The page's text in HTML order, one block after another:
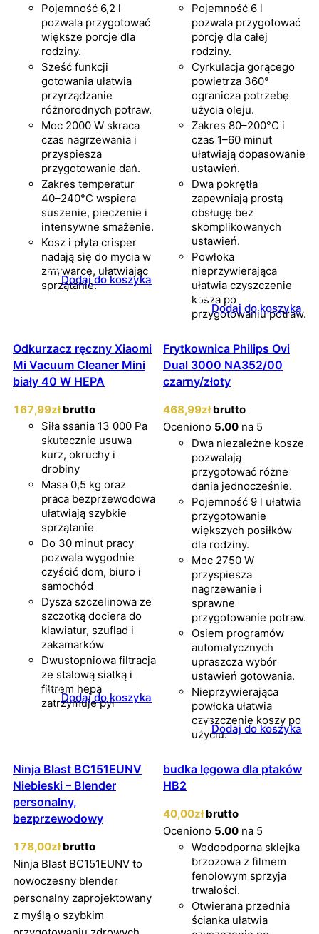
Pojemność 6,2 l
pozwala przygotować
większe porcje dla
rodziny.
Sześć funkcji
gotowania ułatwia
przyrządzanie
różnorodnych potraw.
Moc 2000 W skraca
czas nagrzewania i
przyspiesza
przygotowanie dań.
Zakres temperatur
40–240°C wspiera
suszenie, pieczenie i
intensywne smażenie.
Kosz i płyta crisper
nadają się do mycia w
zmywarce, ułatwiając
sprzątanie.
Dodaj do koszyka
Pojemność 6 l
pozwala przygotować
porcję dla całej
rodziny.
Cyrkulacja gorącego
powietrza 360°
ogranicza potrzebę
użycia oleju.
Zakres 80–200°C i
czas 1–60 minut
ułatwiają dopasowanie
ustawień.
Dwa pokrętła
zapewniają prostą
obsługę bez
skomplikowanych
ustawień.
Powłoka
nieprzywierająca
ułatwia czyszczenie
kosza po
przygotowaniu potraw.
Dodaj do koszyka
Odkurzacz ręczny Xiaomi
Mi Vacuum Cleaner Mini
biały 40 W HEPA
167,99zł brutto
Siła ssania 13 000 Pa
skutecznie usuwa
kurz, okruchy i
drobiny
Masa 0,5 kg oraz
praca bezprzewodowa
ułatwiają szybkie
sprzątanie
Do 30 minut pracy
pozwala wygodnie
czyścić dom, biuro i
samochód
Dysza szczelinowa ze
szczotką dociera do
klawiatur, szuflad i
zakamarków
Dwustopniowa filtracja
ze stalową siatką i
filtrem hepa
zatrzymuje pył
Dodaj do koszyka
Frytkownica Philips Ovi
Dual 3000 NA352/00
czarny/złoty
468,99zł brutto
Oceniono 5.00 na 5
Dwa niezależne kosze
pozwalają
przygotować różne
dania jednocześnie.
Pojemność 9 l ułatwia
przygotowanie
większych posiłków
dla rodziny.
Moc 2750 W
przyspiesza
nagrzewanie i
sprawne
przygotowanie potraw.
Osiem programów
automatycznych
upraszcza wybór
ustawień gotowania.
Nieprzywierająca
powłoka ułatwia
czyszczenie koszy po
użyciu.Dodaj do koszyka
Ninja Blast BC151EUNV
Niebieski – Blender
personalny,
bezprzewodowy
178,00zł brutto
Ninja Blast BC151EUNV to
nowoczesny blender
personalny zaprojektowany
z myślą o szybkim
budka lęgowa dla ptaków
HB2
40,00zł brutto
Oceniono 5.00 na 5
Wodoodporna sklejka
brzozowa z filmem
fenolowym sprzyja
trwałości.
Otwierana przednia
ścianka ułatwia